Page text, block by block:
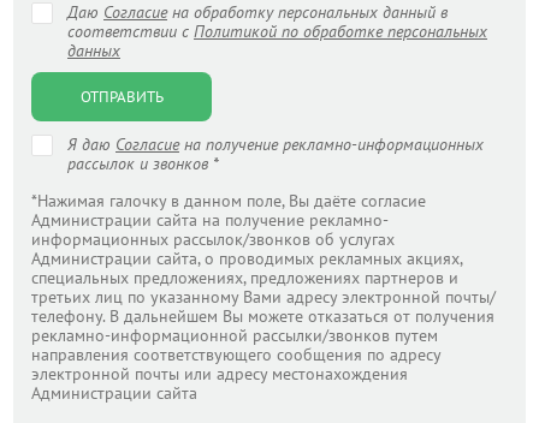
Даю Согласиена обработку персональных данный в
соответствии с Политикой по обработке персональных
данных
ОТПРАВИТЬ
Я даю Согласиена получение рекламно-информационных
рассылок и звонков *
*Нажимая галочку в данном поле, Вы даёте согласие
Администрации сайта на получение рекламно-
информационных рассылок/звонков об услугах
Администрации сайта, о проводимых рекламных акциях,
специальных предложениях, предложениях партнеров и
третьих лиц по указанному Вами адресу электронной почты/
телефону. В дальнейшем Вы можете отказаться от получения
рекламно-информационной рассылки/звонков путем
направления соответствующего сообщения по адресу
электронной почты или адресу местонахождения
Администрации сайта